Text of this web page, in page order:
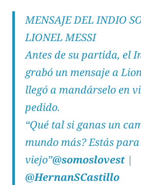
MENSAJE DEL INDIO
LIONEL MESSI
Antes de su partida, el
grabó un mensaje a
llegó a mandárselo en
pedido.
“Qué tal si ganas un
mundo más? Estás para
viejo”@somoslovest|
@HernanSCastillo